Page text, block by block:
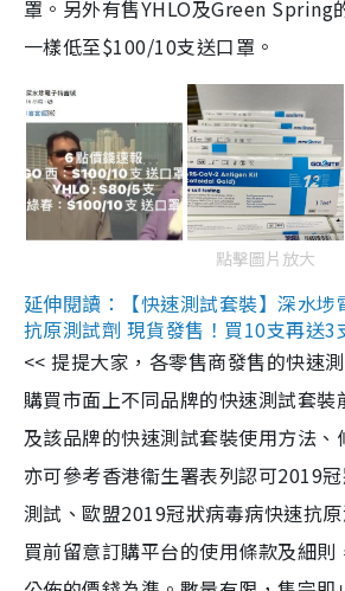
罩。另外有售YHLO及Green Spring
一樣低至$100/10支送口罩。
點擊圖片放大
延伸閱讀：【快速測試套裝】深水
抗原測試劑 現貨發售！買10支再送3
<< 提提大家，各零售商發售的快速
購買市面上不同品牌的快速測試套裝
及該品牌的快速測試套裝使用方法、
亦可參考香港衞生署表列認可2019
測試、歐盟2019冠狀病毒病快速抗
買前留意訂購平台的使用條款及細則